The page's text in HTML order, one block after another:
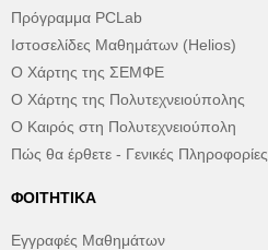
Πρόγραμμα PCLab
Ιστοσελίδες Μαθημάτων (Helios)
Ο Χάρτης της ΣΕΜΦΕ
Ο Χάρτης της Πολυτεχνειούπολης
Ο Καιρός στη Πολυτεχνειούπολη
Πώς θα έρθετε - Γενικές Πληροφορίες
ΦΟΙΤΗΤΙΚΆ
Εγγραφές Μαθημάτων